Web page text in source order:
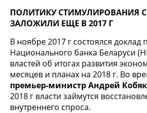
ПОЛИТИКУ СТИМУЛИРОВАНИЯ
ЗАЛОЖИЛИ ЕЩЕ В 2017 Г
В ноябре 2017 г состоялся доклад
Национального банка Беларуси
властей об итогах развития
месяцев и планах на 2018 г. Во
премьер-министр Андрей
2018 г власти займутся
внутреннего спроса.